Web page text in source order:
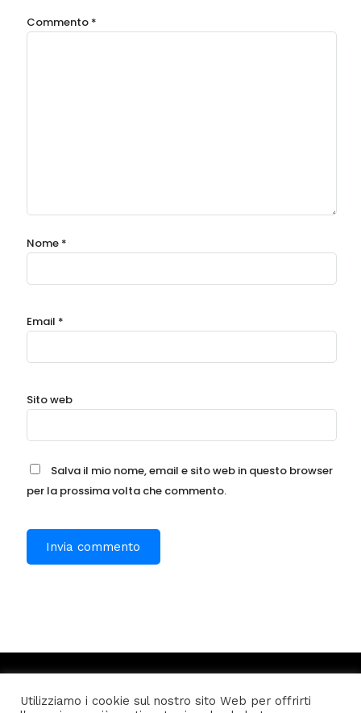
Commento *
Nome *
Email *
Sito web
Salva il mio nome, email e sito web in questo browser
per la prossima volta che commento.
Utilizziamo i cookie sul nostro sito Web per offrirti